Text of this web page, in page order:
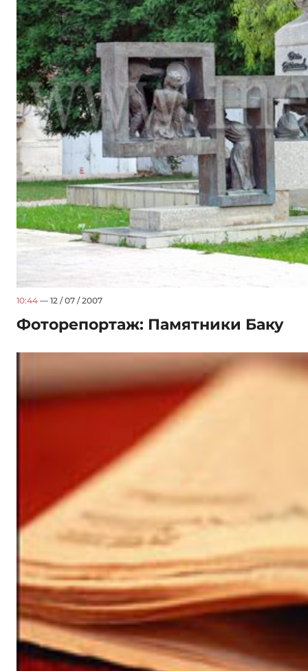
10:44 — 12 / 07 / 2007
Фоторепортаж: Памятники Баку